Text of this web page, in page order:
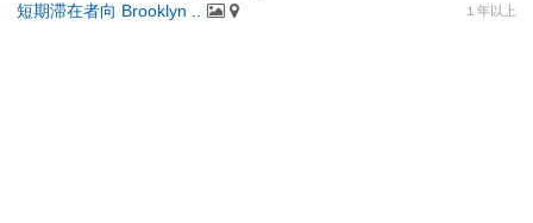
短期滞在者向 Brooklyn .. １年以上